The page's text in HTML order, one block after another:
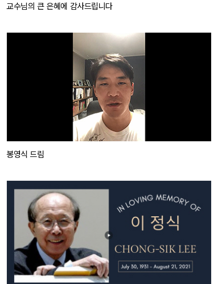
교수님의 큰 은혜에 감사드립니다
봉영식 드림